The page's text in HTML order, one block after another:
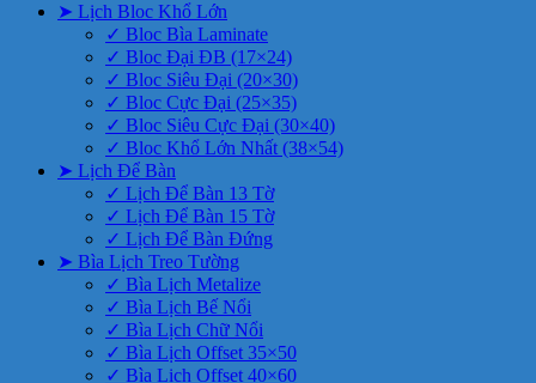
➤ Lịch Bloc Khổ Lớn
✓ Bloc Bìa Laminate
✓ Bloc Đại ĐB (17×24)
✓ Bloc Siêu Đại (20×30)
✓ Bloc Cực Đại (25×35)
✓ Bloc Siêu Cực Đại (30×40)
✓ Bloc Khổ Lớn Nhất (38×54)
➤ Lịch Để Bàn
✓ Lịch Để Bàn 13 Tờ
✓ Lịch Để Bàn 15 Tờ
✓ Lịch Để Bàn Đứng
➤ Bìa Lịch Treo Tường
✓ Bìa Lịch Metalize
✓ Bìa Lịch Bế Nổi
✓ Bìa Lịch Chữ Nổi
✓ Bìa Lịch Offset 35×50
✓ Bìa Lịch Offset 40×60